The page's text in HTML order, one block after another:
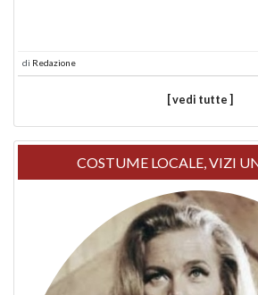
di Redazione
[ vedi tutte ]
COSTUME LOCALE, VIZI